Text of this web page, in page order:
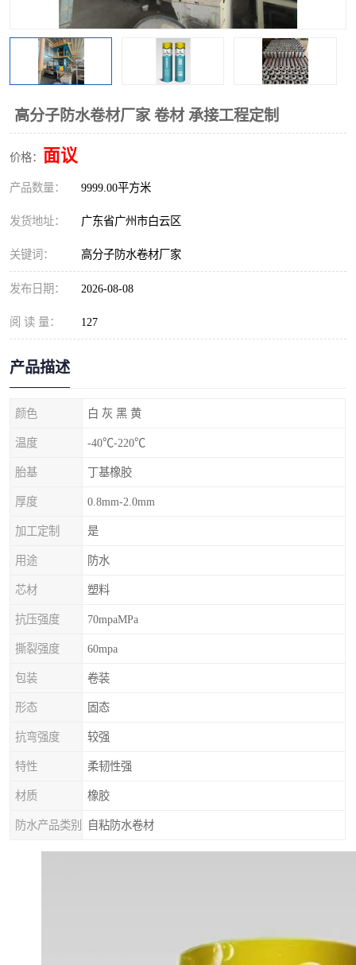
高分子防水卷材厂家 卷材 承接工程定制
价格： 面议
产品数量： 9999.00平方米
发货地址： 广东省广州市白云区
关键词： 高分子防水卷材厂家
发布日期： 2026-08-08
阅 读 量： 127
产品描述
颜色 白 灰 黑 黄
温度 -40℃-220℃
胎基 丁基橡胶
厚度 0.8mm-2.0mm
加工定制 是
用途 防水
芯材 塑料
抗压强度 70mpaMPa
撕裂强度 60mpa
包装 卷装
形态 固态
抗弯强度 较强
特性 柔韧性强
材质 橡胶
防水产品类别 自粘防水卷材